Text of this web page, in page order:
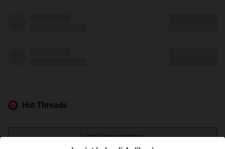
Hot Threads
Lihat Selengkapnya